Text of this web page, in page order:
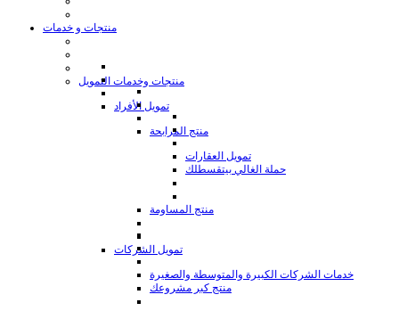
منتجات و خدمات
منتجات وخدمات التمويل
تمويل الأفراد
منتج المرابحة
تمويل العقارات
حملة الغالي بيتقسطلك
منتج المساومة
تمويل الشركات
خدمات الشركات الكبيرة والمتوسطة والصغيرة
منتج كبر مشروعك